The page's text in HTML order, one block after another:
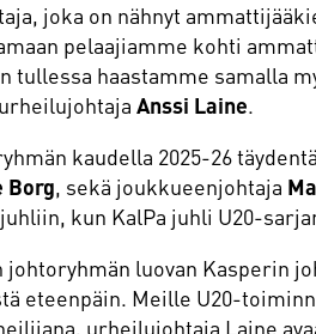
joka on nähnyt
pelaajiamme kohti
tullessa haastamme samalla
Anssi Laine.
kaudella 2025-26
Borg, sekä joukkueenjohtaja
kun KalPa juhli U20-
luovan Kasperin
eteenpäin. Meille U20-
urheilujohtaja Laine